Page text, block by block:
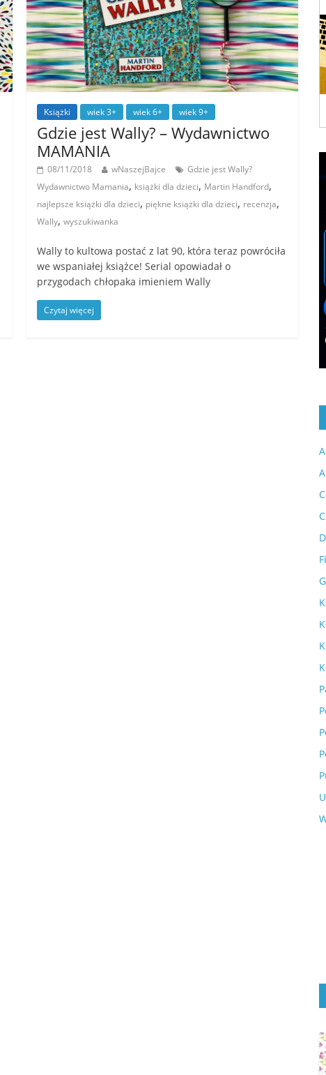
Książki wiek 3+ wiek 6+ wiek 9+
Gdzie jest Wally? – Wydawnictwo
MAMANIA
08/11/2018 wNaszejBajce
Gdzie jest Wally?
Wydawnictwo Mamania, książki dla dzieci, Martin Handford,
najlepsze książki dla dzieci, piękne książki dla dzieci, recenzja,
Wally,wyszukiwanka
Wally to kultowa postać z lat 90, która teraz powróciła
we wspaniałej książce! Serial opowiadał o
przygodach chłopaka imieniem Wally
Czytaj więcej